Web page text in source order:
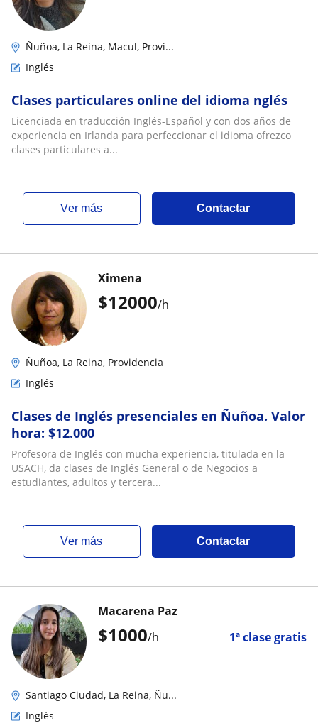
Ñuñoa, La Reina, Macul, Provi...
Inglés
Clases particulares online del idioma nglés
Licenciada en traducción Inglés-Español y con dos años de
experiencia en Irlanda para perfeccionar el idioma ofrezco
clases particulares a...
ver más Contactar
$12000/h
Ximena
Ñuñoa, La Reina, Providencia
Inglés
Clases de Inglés presenciales en Ñuñoa. Valor
hora: $12.000
Profesora de Inglés con mucha experiencia, titulada en la
USACH, da clases de Inglés General o de Negocios a
estudiantes, adultos y tercera...
ver más Contactar
$1000/h 1ª clase gratis
Macarena Paz
Santiago Ciudad, La Reina, Ñu...
Inglés